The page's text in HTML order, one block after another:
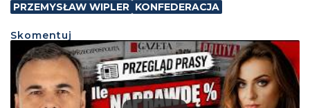
PRZEMYSŁAW WIPLER KONFEDERACJA
Skomentuj